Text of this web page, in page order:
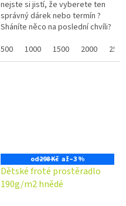
nejste si jistí, že vyberete ten
správný dárek nebo termín ?
Sháníte něco na poslední chvíli?
online a po...
500 1000 1500 2000 2500
od298 Kč až–3 %
Dětské froté prostěradlo
190g/m2 hnědé